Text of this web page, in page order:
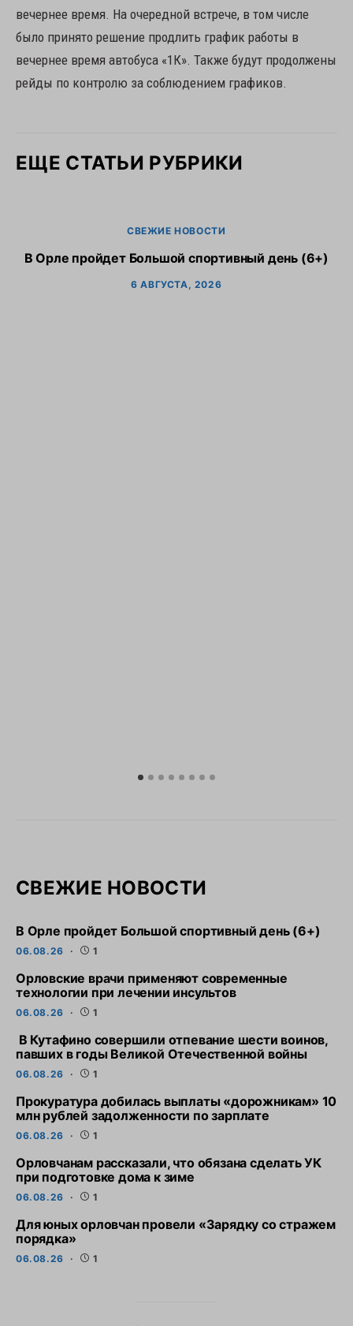
вечернее время. На очередной встрече, в том числе
было принято решение продлить график работы в
вечернее время автобуса «1К». Также будут продолжены
рейды по контролю за соблюдением графиков.
ЕЩЕ СТАТЬИ РУБРИКИ
СВЕЖИЕ НОВОСТИ
В Орле пройдет Большой спортивный день (6+)
6 АВГУСТА, 2026
СВЕЖИЕ НОВОСТИ
В Орле пройдет Большой спортивный день (6+)
06.08.26 1
Орловские врачи применяют современные
технологии при лечении инсультов
06.08.26 1
В Кутафино совершили отпевание шести воинов,
павших в годы Великой Отечественной войны
06.08.26 1
Прокуратура добилась выплаты «дорожникам» 10
млн рублей задолженности по зарплате
06.08.26 1
Орловчанам рассказали, что обязана сделать УК
при подготовке дома к зиме
06.08.26 1
Для юных орловчан провели «Зарядку со стражем
порядка»
06.08.26 1